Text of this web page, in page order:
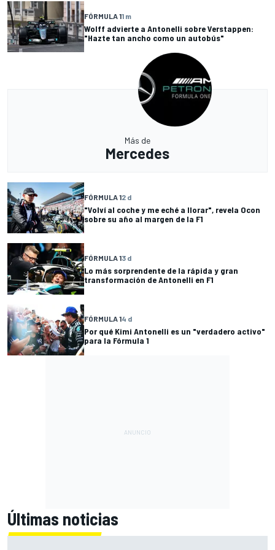
FÓRMULA 11 m
Wolff advierte a Antonelli sobre Verstappen:
"Hazte tan ancho como un autobús"
Más de
Mercedes
FÓRMULA 12 d
"Volví al coche y me eché a llorar", revela Ocon
sobre su año al margen de la F1
FÓRMULA 13 d
Lo más sorprendente de la rápida y gran
transformación de Antonelli en F1
FÓRMULA 14 d
Por qué Kimi Antonelli es un "verdadero activo"
para la Fórmula 1
Últimas noticias